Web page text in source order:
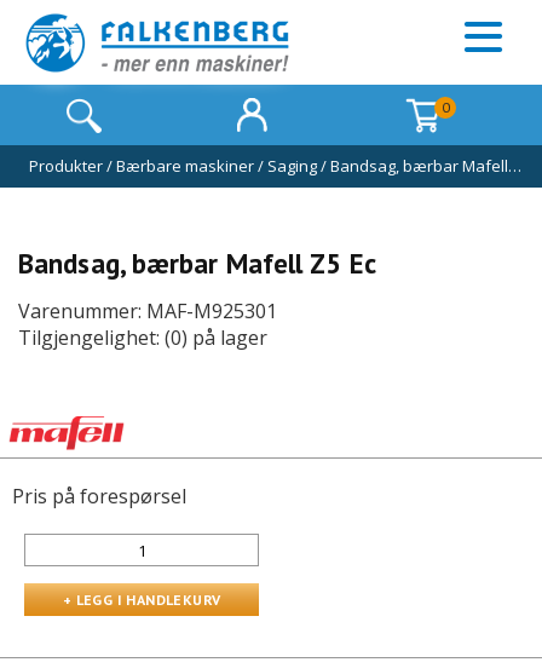
0
Produkter/Bærbare maskiner/ Saging/Bandsag, bærbar Mafell…
Bandsag, bærbar Mafell Z5 Ec
Varenummer: MAF-M925301
Tilgjengelighet: (0) på lager
Pris på forespørsel